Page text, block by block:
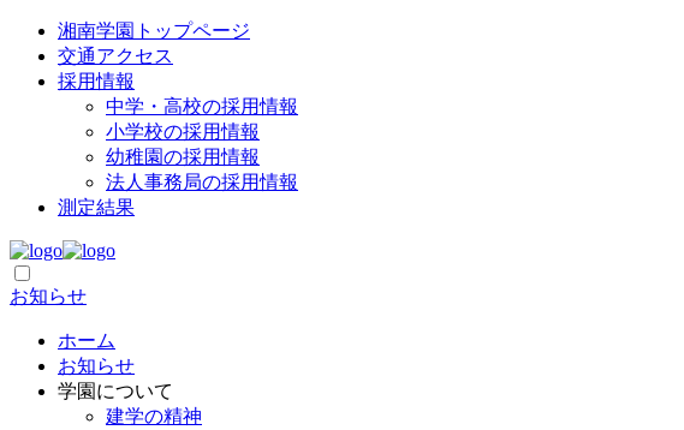
湘南学園トップページ
交通アクセス
採用情報
中学・高校の採用情報
小学校の採用情報
幼稚園の採用情報
法人事務局の採用情報
測定結果
お知らせ
ホーム
お知らせ
学園について
建学の精神